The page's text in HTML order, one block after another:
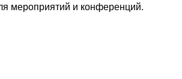
мероприятий и конференций.